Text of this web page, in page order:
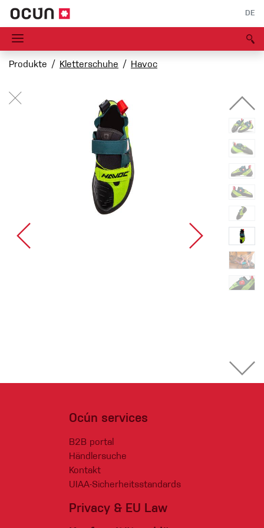
DE
Produkte Kletterschuhe Havoc
Ocún services
B2B portal
Händlersuche
Kontakt
UIAA-Sicherheitsstandards
Privacy & EU Law